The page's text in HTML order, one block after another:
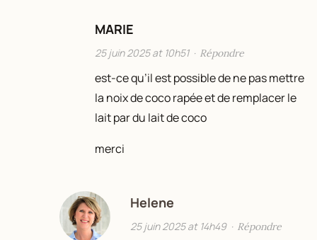
MARIE
25 juin 2025 at 10h51· Répondre
est-ce qu’il est possible de ne pas mettre
la noix de coco rapée et de remplacer le
lait par du lait de coco
merci
Helene
25 juin 2025 at 14h49· Répondre